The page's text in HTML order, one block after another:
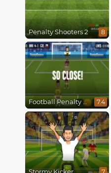
Penalty Shooters 2 8
Football Penalty Go 7.4